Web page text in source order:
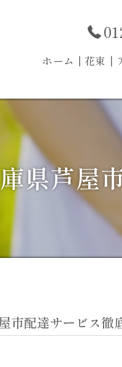
ホーム ┃花束┃
県芦屋
市配達サービス徹